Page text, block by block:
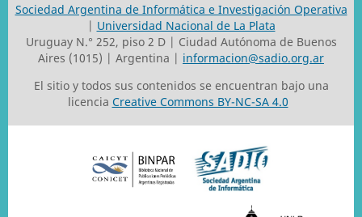
Sociedad Argentina de Informática e Investigación Operativa
| Universidad Nacional de La Plata
Uruguay N.° 252, piso 2 D | Ciudad Autónoma de Buenos
Aires (1015) | Argentina | informacion@sadio.org.ar
El sitio y todos sus contenidos se encuentran bajo una
licencia Creative Commons BY-NC-SA 4.0